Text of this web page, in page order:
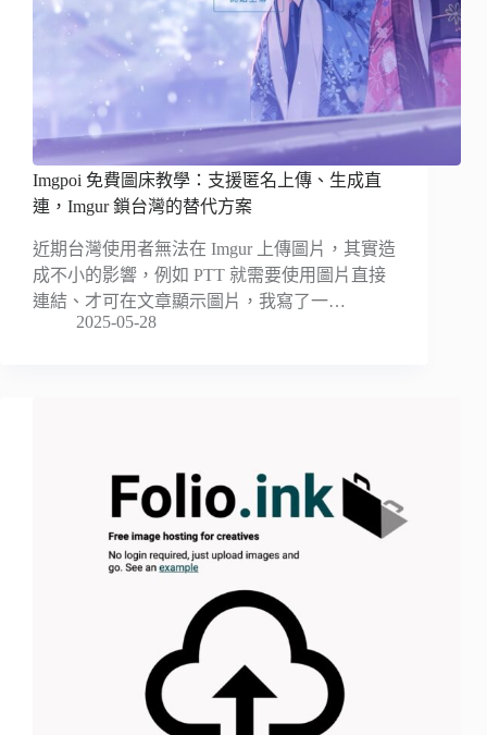
Imgpoi 免費圖床教學：支援匿名上傳、生成直
連，Imgur 鎖台灣的替代方案
近期台灣使用者無法在 Imgur 上傳圖片，其實造
成不小的影響，例如 PTT 就需要使用圖片直接
連結、才可在文章顯示圖片，我寫了一…
2025-05-28